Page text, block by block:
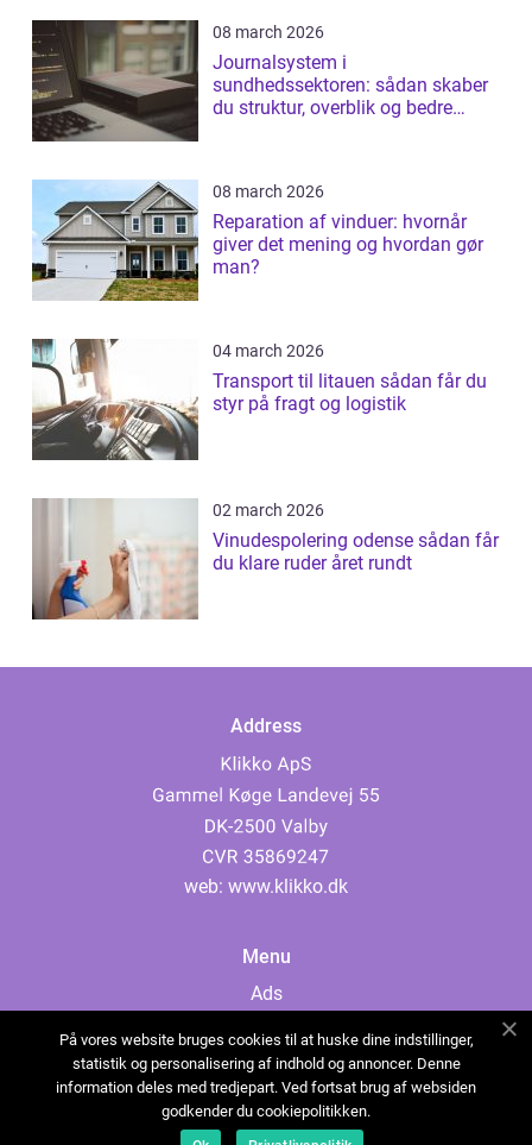
08 march 2026
Journalsystem i
sundhedssektoren: sådan skaber
du struktur, overblik og bedre
08 march 2026
Reparation af vinduer: hvornår
giver det mening og hvordan gør
man?
04 march 2026
Transport til litauen sådan får du
styr på fragt og logistik
02 march 2026
Vinudespolering odense sådan får
du klare ruder året rundt
Address
web: www.klikko.dk
Menu
Ads
Cookies
Contact
Sitemap
På vores website bruges cookies til at huske dine indstillinger,
statistik og personalisering af indhold og annoncer. Denne
information deles med tredjepart. Ved fortsat brug af websiden
godkender du cookiepolitikken.